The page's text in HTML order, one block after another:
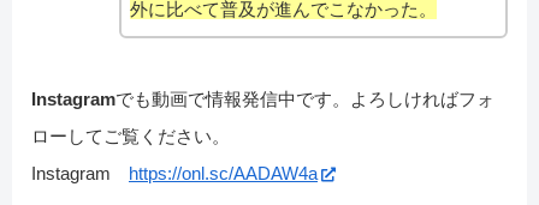
外に比べて普及が進んでこなかった。
Instagramでも動画で情報発信中です。よろしければフォ
ローしてご覧ください。
Instagram https://onl.sc/AADAW4a